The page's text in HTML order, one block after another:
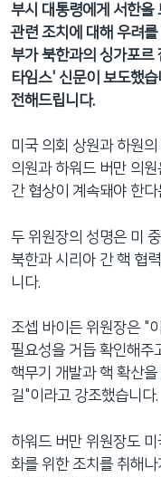
이
메
인
게
이
로
색
언어 선택
부시 대통령에게 서한을
관련 조치에 대해 우려
부가 북한과의 싱가포
타임스' 신문이 보도했
전해드립니다.
미국 의회 상원과 하원
의원과 하워드 버만 의
간 협상이 계속돼야 한
두 위원장의 성명은 미
북한과 시리아 간 핵 협
니다.
조셉 바이든 위원장은 "
필요성을 거듭 확인해주
핵무기 개발과 핵 확산
길"이라고 강조했습니다.
하워드 버만 위원장도
화를 위한 조치를 취해